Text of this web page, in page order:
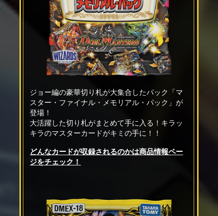
ジョー編の豪華切り札が大集合したパック「マ
スター・ファイナル・メモリアル・パック」が
登場！
大活躍した切り札がまとめて手に入る！キラッ
キラのマスターカードがキミの手に！！
どんなカードが収録されるのかは商品情報ペー
ジをチェック！